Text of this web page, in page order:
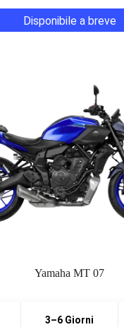
Disponibile a breve
Yamaha MT 07
3–6 Giorni